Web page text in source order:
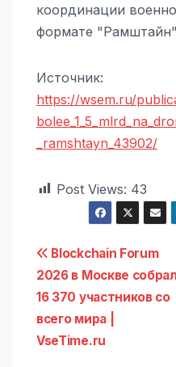
координации
формате
Источник:
https://wsem.ru/
_ramshtayn_43902/
Post Views: 43
Навигация
по
записям
Blockchain Forum
2026 в Москве собрал
16 370 участников со
всего мира |
VseTime.ru